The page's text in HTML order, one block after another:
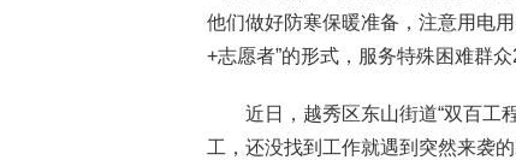
他们做好防寒保暖准备，注意用电
+志愿者”的形式，服务特殊困难群众
近日，越秀区东山街道“双百工
工，还没找到工作就遇到突然来袭